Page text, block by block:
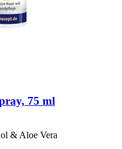
75 ml
& Aloe Vera